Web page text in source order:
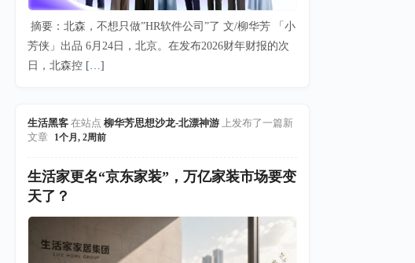
摘要：北森，不想只做”HR软件公司”了 文/柳华芳 「小
芳侠」出品 6月24日，北京。在发布2026财年财报的次
日，北森控 […]
生活黑客在站点 柳华芳思想沙龙-北漂神游上发布了一篇新
文章
1个月, 2周前
生活家更名“京东家装”，万亿家装市场要变
天了？